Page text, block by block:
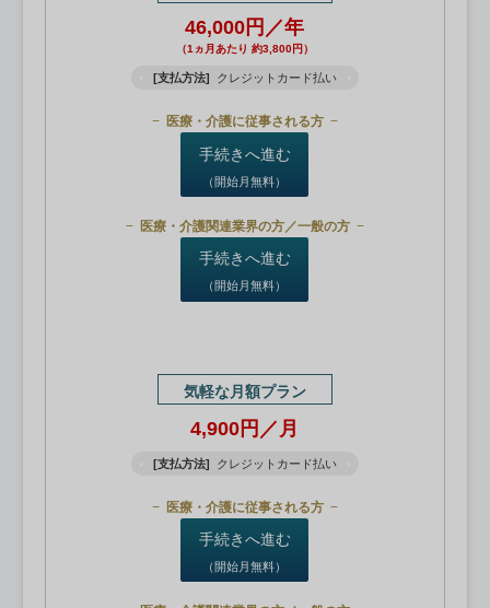
46,000円／年
（1ヵ月あたり 約3,800円）
[支払方法] クレジットカード払い
医療・介護に従事される方
手続きへ進む
（開始月無料）
医療・介護関連業界の方／一般の方
手続きへ進む
（開始月無料）
気軽な月額プラン
4,900円／月
[支払方法] クレジットカード払い
医療・介護に従事される方
手続きへ進む
（開始月無料）